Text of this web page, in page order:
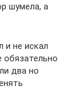
шумела, а
и не искал
обязательно
два но